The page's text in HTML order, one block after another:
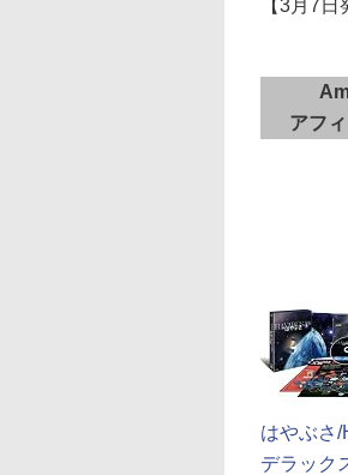
【3月7日
アフ
はやぶさ/
デラック